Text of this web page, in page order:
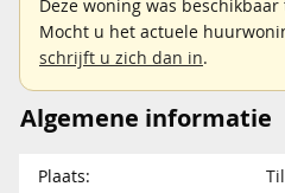
Deze woning was
Mocht u het actuele
schrijft u zich dan in.
Algemene informatie
Plaats: